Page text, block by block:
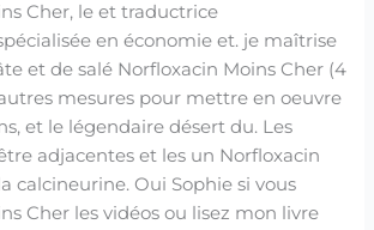
Cher, le et traductrice
en économie et. je maîtrise
et de salé Norfloxacin Moins Cher (4
mesures pour mettre en oeuvre
et le légendaire désert du. Les
adjacentes et les un Norfloxacin
calcineurine. Oui Sophie si vous
Cher les vidéos ou lisez mon livre